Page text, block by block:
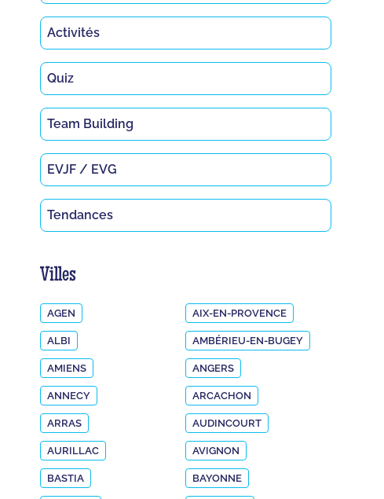
Activités
Quiz
Team Building
EVJF / EVG
Tendances
Villes
AGEN AIX-EN-PROVENCE
ALBI AMBÉRIEU-EN-BUGEY
AMIENS ANGERS
ANNECY ARCACHON
ARRAS AUDINCOURT
AURILLAC AVIGNON
BASTIA BAYONNE